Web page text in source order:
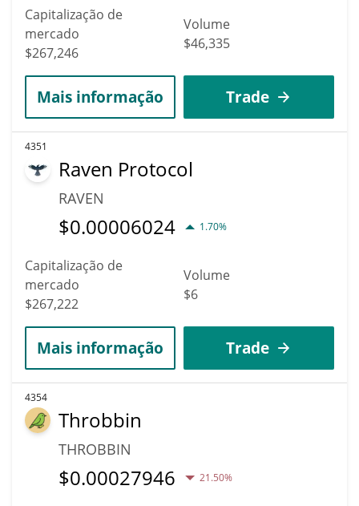
Capitalização de
mercado
$267,246
Volume
$46,335
Mais informação Trade
4351
Raven Protocol
RAVEN
$0.00006024 1.70%
Capitalização de
mercado
$267,222
Volume
$6
Mais informação Trade
4354
Throbbin
THROBBIN
$0.00027946 21.50%